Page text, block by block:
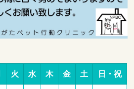
火 水 木 金 土 日・祝